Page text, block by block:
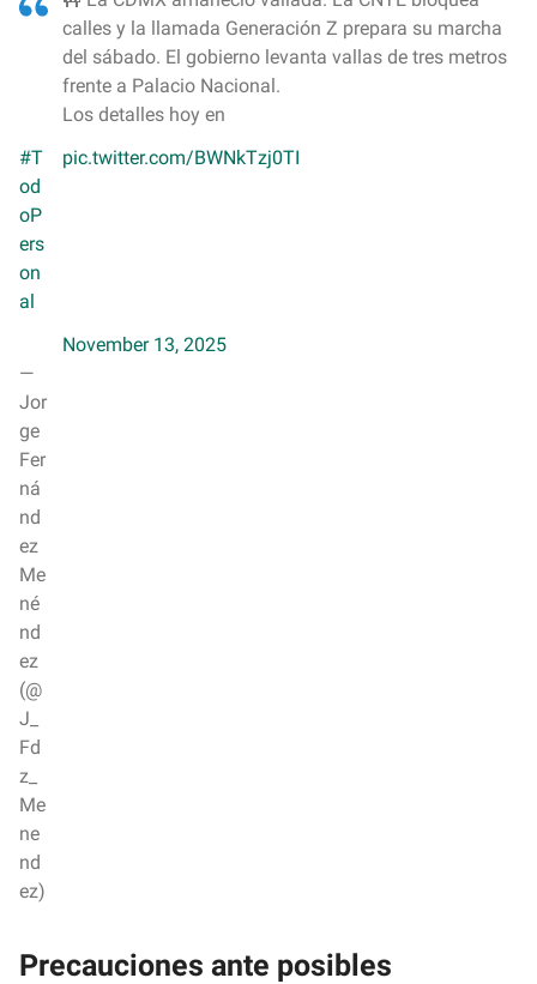
calles y la llamada Generación Z prepara su marcha
del sábado. El gobierno levanta vallas de tres metros
frente a Palacio Nacional.
Los detalles hoy en
#T
od
oP
ers
on
al
pic.twitter.com/BWNkTzj0TI
—
Jor
ge
Fer
ná
nd
ez
Me
né
nd
ez
(@
J_
Fd
z_
Me
ne
nd
ez)
November 13, 2025
Precauciones ante posibles